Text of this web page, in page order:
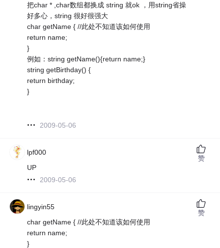
把char * ,char数组都换成 string 就ok ，用string省操
好多心，string 很好很强大
char getName { //此处不知道该如何使用
return name;
}
例如：string getName(){return name;}
string getBirthday() {
return birthday;
}
2009-05-06
lpf000
UP
2009-05-06
赞
lingyin55
char getName { //此处不知道该如何使用
return name;
}
赞